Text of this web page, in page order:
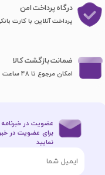
درگاه پرداخت امن
پرداخت آنلاین با کارت
ضمانت بازگشت کالا
امکان مرجوع تا 48 ساعت
عضویت در خبرنامه
برای عضویت در
نمایید​​​​​​​